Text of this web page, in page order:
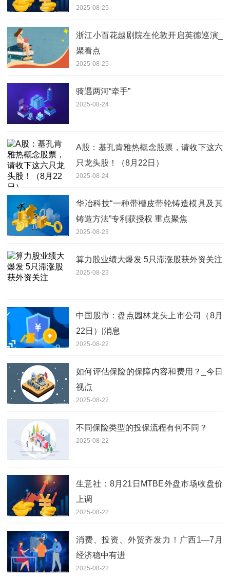
2025-08-25
浙江小百花越剧院在伦敦开启英德巡演_
聚看点
2025-08-25
骑遇两河“牵手”
2025-08-24
A股：基孔肯雅热概念股票，请收下这六
只龙头股！（8月22日）
2025-08-24
华冶科技“一种带槽皮带轮铸造模具及其
铸造方法”专利获授权 重点聚焦
2025-08-23
算力股业绩大爆发 5只滞涨股获外资关注
2025-08-23
中国股市：盘点园林龙头上市公司（8月
22日）|消息
2025-08-22
如何评估保险的保障内容和费用？_今日
视点
2025-08-22
不同保险类型的投保流程有何不同？
2025-08-22
生意社：8月21日MTBE外盘市场收盘价
上调
2025-08-22
消费、投资、外贸齐发力！广西1—7月
经济稳中有进
2025-08-22